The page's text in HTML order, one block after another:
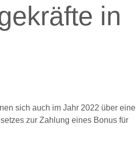
in
sich auch im Jahr 2022 über eine
zur Zahlung eines Bonus für